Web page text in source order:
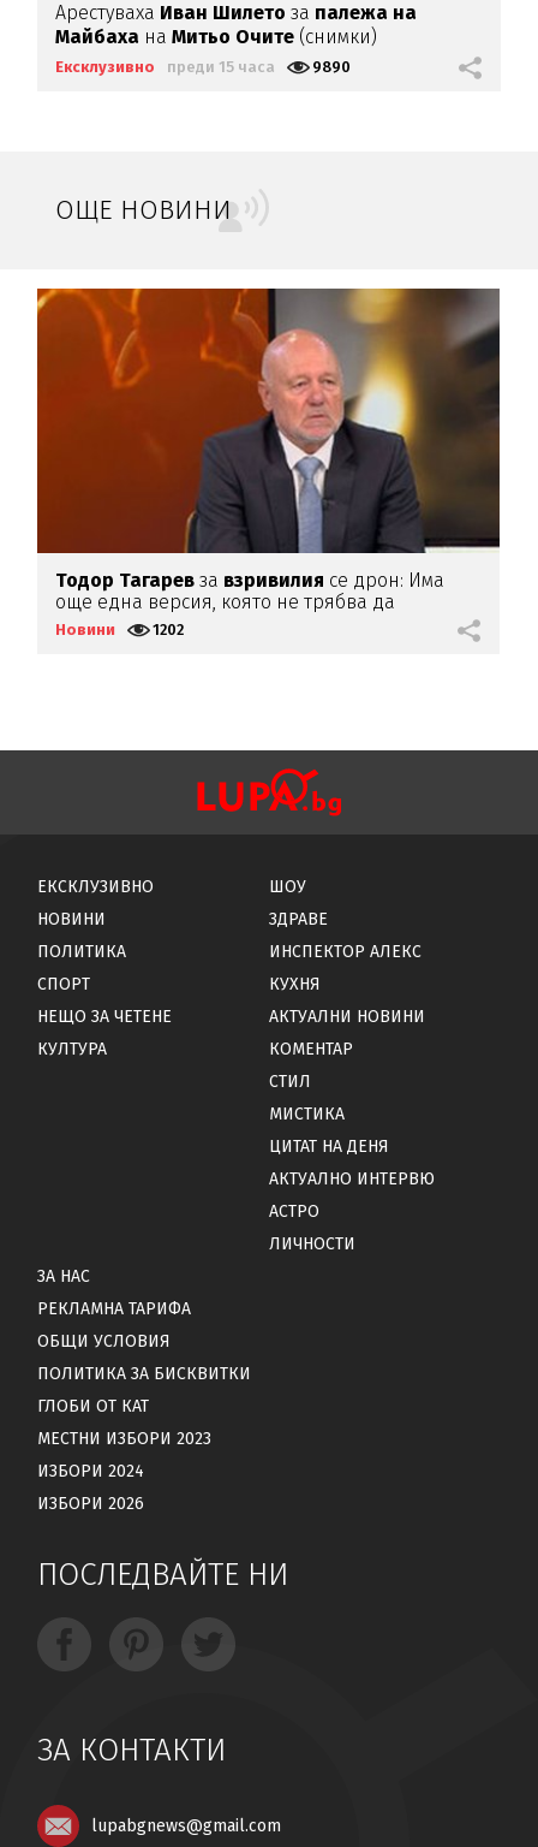
Арестуваха Иван Шилетоза палежа на
Майбаха наМитьо Очите (снимки)
Ексклузивно преди 15 часа 9890
ОЩЕ НОВИНИ
Тодор Тагарев за взривилия се дрон: Има
още една версия, която не трябва да
изключваме
Новини 1202
ЕКСКЛУЗИВНО
НОВИНИ
ПОЛИТИКА
СПОРТ
НЕЩО ЗА ЧЕТЕНЕ
КУЛТУРА
ШОУ
ЗДРАВЕ
ИНСПЕКТОР АЛЕКС
КУХНЯ
АКТУАЛНИ НОВИНИ
КОМЕНТАР
СТИЛ
МИСТИКА
ЦИТАТ НА ДЕНЯ
АКТУАЛНО ИНТЕРВЮ
АСТРО
ЛИЧНОСТИ
ЗА НАС
РЕКЛАМНА ТАРИФА
ОБЩИ УСЛОВИЯ
ПОЛИТИКА ЗА БИСКВИТКИ
ГЛОБИ ОТ КАТ
МЕСТНИ ИЗБОРИ 2023
ИЗБОРИ 2024
ИЗБОРИ 2026
ПОСЛЕДВАЙТЕ НИ
ЗА КОНТАКТИ
lupabgnews@gmail.com